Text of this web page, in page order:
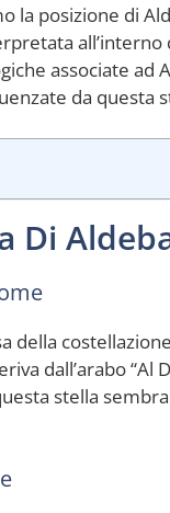
la posizione di
associate ad
da questa
Di
della
dall’arabo “Al
stella